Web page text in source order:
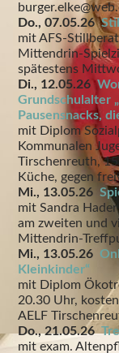
Do., 07.05.26
mit AFS-
Mittendrin-
spätestens
Di., 12.05.26
Grundschulalter
Pausensnacks,
mit Diplom
Kommunalen
Tirschenreuth,
Küche, gegen
Mi., 13.05.26
mit Sandra
am zweiten und
Mittendrin-
Mi., 13.05.26
Kleinkinder“
mit Diplom
20.30 Uhr,
AELF
Do., 21.05.26
mit exam.